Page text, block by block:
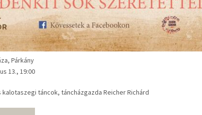
Párkány
13., 19:00
kalotaszegi táncok, táncházgazda Reicher Richárd